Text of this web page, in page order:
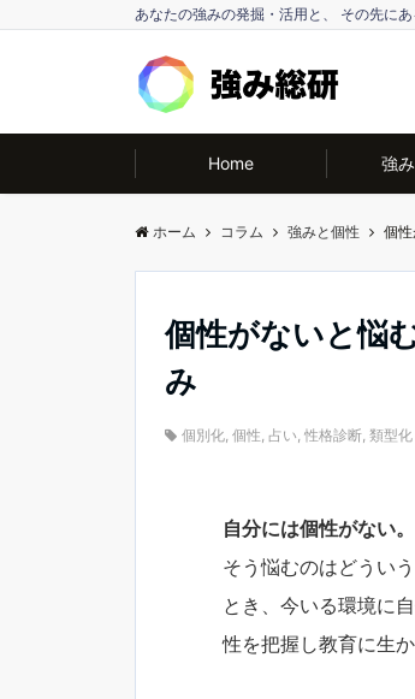
あなたの強みの発掘・活用と、 その先に
Home 強
ホーム コラム 強みと個性 個
個性がないと悩
み
個別化, 個性, 占い, 性格診断, 類型化
自分には個性がない
そう悩むのはどうい
とき、今いる環境に
性を把握し教育に生